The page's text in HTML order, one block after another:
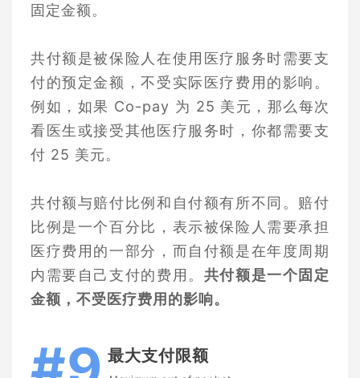
固定金额。
共付额是被保险人在使用医疗服务时需要支
付的预定金额，不受实际医疗费用的影响。
例如，如果 Co-pay 为 25 美元，那么每次
看医生或接受其他医疗服务时，你都需要支
付 25 美元。
共付额与赔付比例和自付额有所不同。赔付
比例是一个百分比，表示被保险人需要承担
医疗费用的一部分，而自付额是在年度周期
内需要自己支付的费用。 共付额是一个固定
金额，不受医疗费用的影响。
最大支付限额